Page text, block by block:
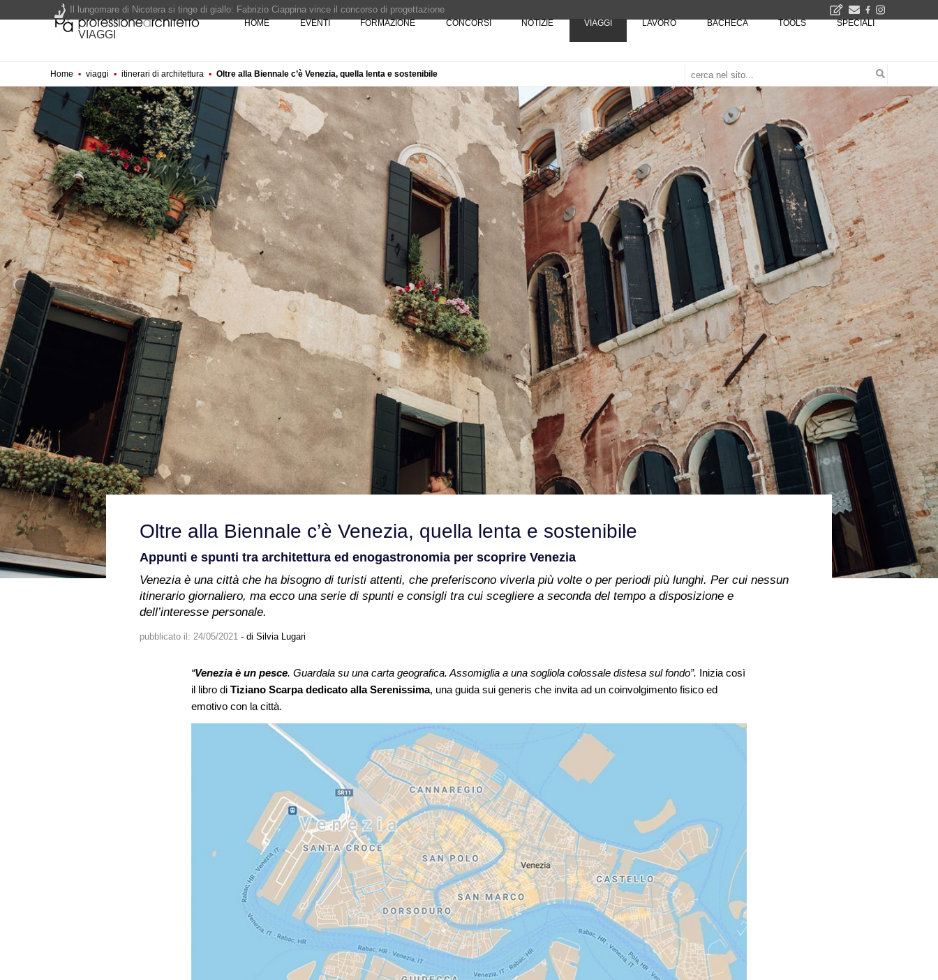
VIAGGI
HOME EVENTI FORMAZIONE CONCORSI NOTIZIE VIAGGI LAVORO BACHECA TOOLS SPECIALI
Home ▪ viaggi ▪ itinerari di architettura ▪ Oltre alla Biennale c’è Venezia, quella lenta e sostenibile
Oltre alla Biennale c’è Venezia, quella lenta e sostenibile
Appunti e spunti tra architettura ed enogastronomia per scoprire Venezia
Venezia è una città che ha bisogno di turisti attenti, che preferiscono viverla più volte o per periodi più lunghi. Per cui nessun
itinerario giornaliero, ma ecco una serie di spunti e consigli tra cui scegliere a seconda del tempo a disposizione e
dell’interesse personale.
pubblicato il: 24/05/2021 - di Silvia Lugari
“Venezia è un pesce. Guardala su una carta geografica. Assomiglia a una sogliola colossale distesa sul fondo”. Inizia così
il libro di Tiziano Scarpa dedicato alla Serenissima, una guida sui generis che invita ad un coinvolgimento fisico ed
emotivo con la città.
Il lungomare di Nicotera si tinge di giallo: Fabrizio Ciappina vince il concorso di progettazione
Il decreto infrastrutture è legge, le novità dall'anticipazione del prezzo alla Soprintendenza speciale